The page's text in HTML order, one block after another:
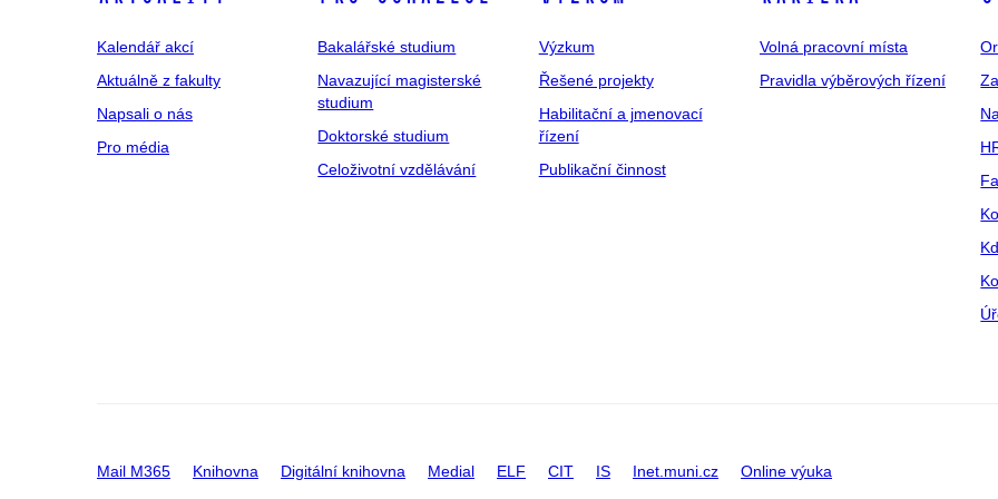
Kalendář akcí
Aktuálně z fakulty
Napsali o nás
Pro média
Bakalářské studium
Navazující magisterské
studium
Doktorské studium
Celoživotní vzdělávání
Výzkum
Řešené projekty
Habilitační a jmenovací
řízení
Publikační činnost
Volná pracovní místa
Pravidla výběrových řízení
Mail M365 Knihovna Digitální knihovna Medial ELF CIT IS Inet.muni.cz Online výuka